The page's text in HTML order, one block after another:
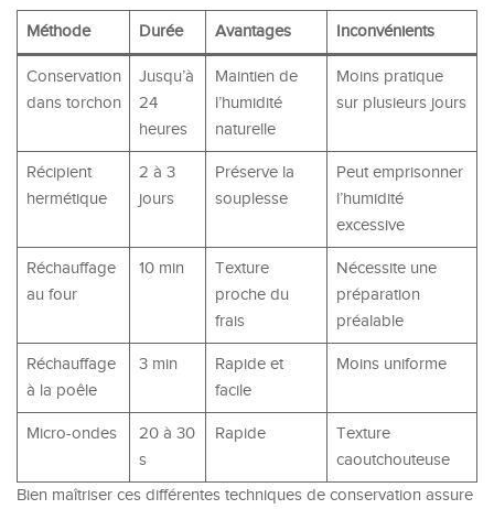
Méthode Durée Avantages Inconvénients
Conservation
dans torchon
Jusqu’à
24
heures
Maintien de
l’humidité
naturelle
Moins pratique
sur plusieurs jours
Récipient
hermétique
2 à 3
jours
Préserve la
souplesse
Peut emprisonner
l’humidité
excessive
Réchauffage
au four
10 min
Texture
proche du
frais
Nécessite une
préparation
préalable
Réchauffage
à la poêle
3 min
Rapide et
facile
Moins uniforme
Micro-ondes
20 à 30
s
Rapide
Texture
caoutchouteuse
Bien maîtriser ces différentes techniques de conservation assure